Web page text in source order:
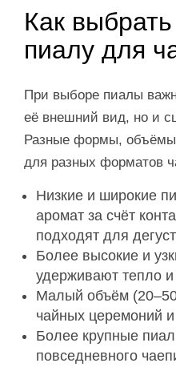
Как
пиалу для
При выборе пиалы
её внешний вид, но и
Разные формы,
для разных форматов
Низкие и широкие
аромат за счёт
подходят для
Более высокие и
удерживают тепло
Малый объём
чайных церемоний
Более крупные
повседневного